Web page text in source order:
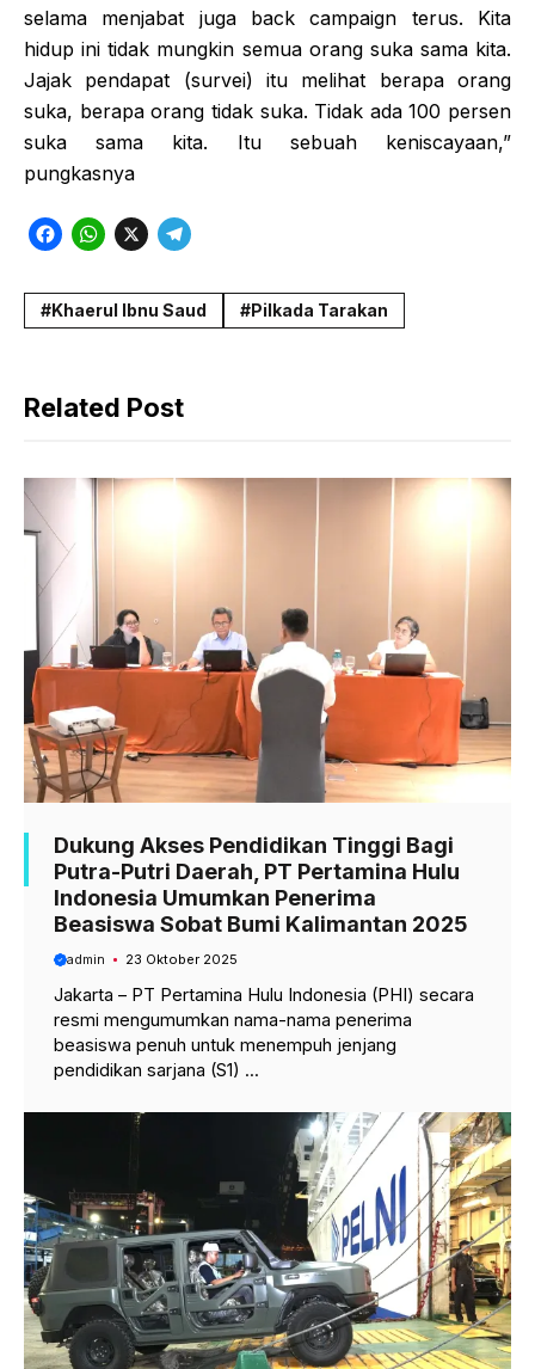
selama menjabat juga back campaign terus. Kita
hidup ini tidak mungkin semua orang suka sama kita.
Jajak pendapat (survei) itu melihat berapa orang
suka, berapa orang tidak suka. Tidak ada 100 persen
suka sama kita. Itu sebuah keniscayaan,”
pungkasnya
F
c
o
k
W
a
A
p
X
T
l
r
m
Khaerul Ibnu Saud Pilkada Tarakan
Related Post
Dukung Akses Pendidikan Tinggi Bagi
Putra-Putri Daerah, PT Pertamina Hulu
Indonesia Umumkan Penerima
Beasiswa Sobat Bumi Kalimantan 2025
admin 23 Oktober 2025
Jakarta – PT Pertamina Hulu Indonesia (PHI) secara
resmi mengumumkan nama-nama penerima
beasiswa penuh untuk menempuh jenjang
pendidikan sarjana (S1) ...